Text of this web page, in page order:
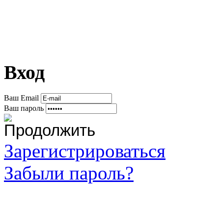
Вход
Ваш Email
Ваш пароль
Зарегистрироваться
Забыли пароль?